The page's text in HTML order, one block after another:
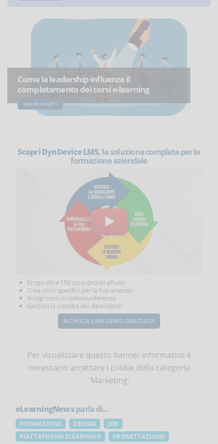
Come la leadership influenza il
completamento dei corsi e-learning
UNO DEI PIÙ LETTI
Scopri DynDevice LMS, la soluzione completa per la
formazione aziendale
Eroga oltre 150 corsi pronti all'uso
Crea corsi specifici per la tua azienda
Svolgi corsi in videoconferenza
Gestisci la crescita dei dipendenti
RICHIEDI UNA DEMO GRATUITA
Per visualizzare questo banner informativo è
necessario accettare i cookie della categoria
'Marketing'
eLearningNewsparla di...
FORMAZIONE DESIGN
JOB
PIATTAFORME ELEARNING
PROGETTAZIONE